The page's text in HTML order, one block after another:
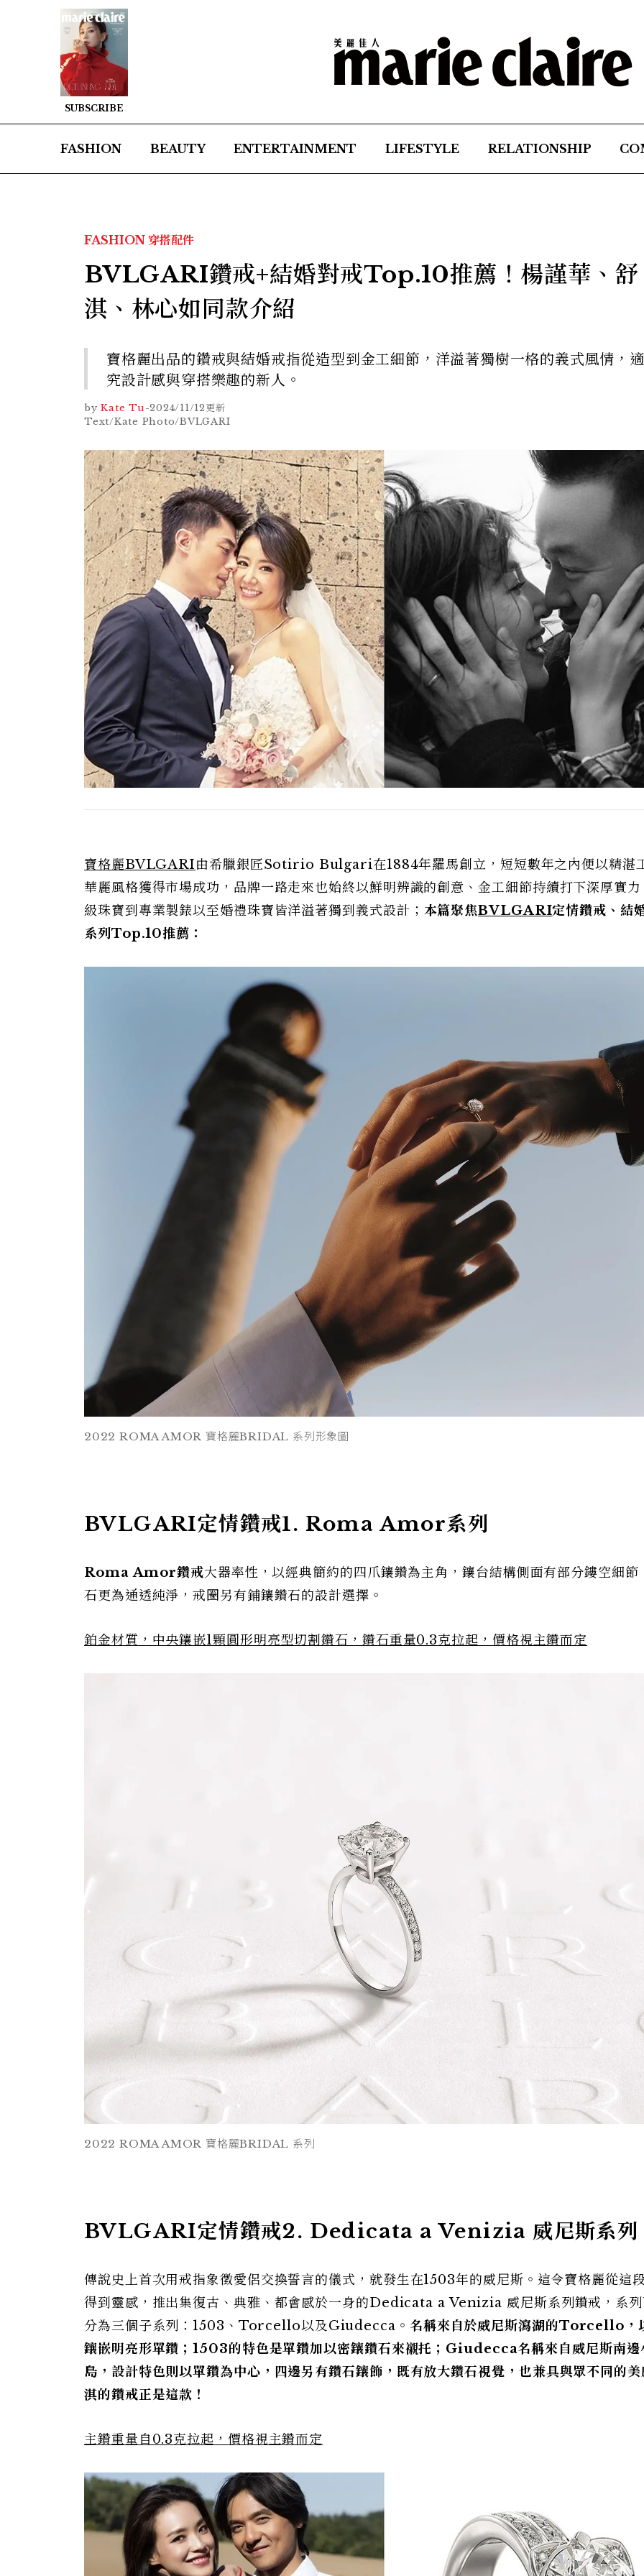
SUBSCRIBE
FASHION BEAUTY ENTERTAINMENT LIFESTYLE RELATIONSHIP
FASHION 穿搭配件
BVLGARI鑽戒+結婚對戒Top.10推薦！楊謹華、舒
淇、林心如同款介紹
寶格麗出品的鑽戒與結婚戒指從造型到金工細節，洋溢著獨樹一格的義式風情，
究設計感與穿搭樂趣的新人。
by Kate Tu-2024/11/12更新
Text/Kate Photo/BVLGARI
寶格麗BVLGARI由希臘銀匠Sotirio Bulgari在1884年羅馬創立，短短數年之內便以精湛
華麗風格獲得市場成功，品牌一路走來也始終以鮮明辨識的創意、金工細節持續打下深厚實
級珠寶到專業製錶以至婚禮珠寶皆洋溢著獨到義式設計； 本篇聚焦BVLGARI定情鑽戒、結
系列Top.10推薦：
2022 ROMA AMOR 寶格麗BRIDAL 系列形象圖
BVLGARI定情鑽戒1. Roma Amor系列
Roma Amor鑽戒大器率性，以經典簡約的四爪鑲鑽為主角，鑲台結構側面有部分鏤空細節
石更為通透純淨，戒圈另有鋪鑲鑽石的設計選擇。
鉑金材質，中央鑲嵌1顆圓形明亮型切割鑽石，鑽石重量0.3克拉起，價格視主鑽而定
2022 ROMA AMOR 寶格麗BRIDAL 系列
BVLGARI定情鑽戒2. Dedicata a Venizia 威尼斯系列
傳說史上首次用戒指象徵愛侶交換誓言的儀式，就發生在1503年的威尼斯。這令寶格麗從這
得到靈感，推出集復古、典雅、都會感於一身的Dedicata a Venizia 威尼斯系列鑽戒，系
分為三個子系列：1503、Torcello以及Giudecca。 名稱來自於威尼斯瀉湖的Torcello
鑲嵌明亮形單鑽；1503的特色是單鑽加以密鑲鑽石來襯托；Giudecca名稱來自威尼斯南邊
島，設計特色則以單鑽為中心，四邊另有鑽石鑲飾，既有放大鑽石視覺，也兼具與眾不同的
淇的鑽戒正是這款！
主鑽重量自0.3克拉起，價格視主鑽而定